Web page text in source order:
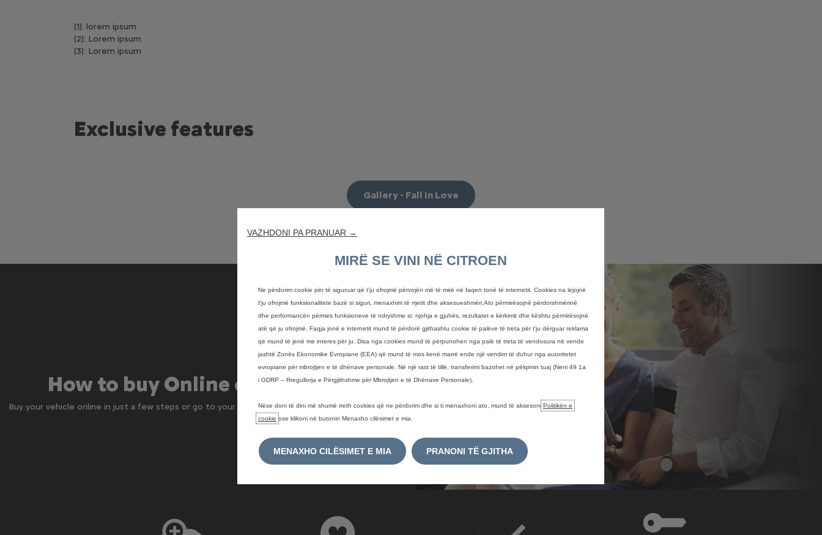
(1): lorem ipsum
(2): Lorem ipsum
(3): Lorem ipsum
Exclusive features
Gallery - Fall In Love
How to buy Online or Instore
Buy your vehicle online in just a few steps or go to your local dealer close to your home.
VAZHDONI PA PRANUAR →
MIRË SE VINI NË CITROEN
Ne përdorim cookie për të siguruar që t'ju ofrojmë përvojën më të mirë në faqen tonë të internetit. Cookies na lejojnë
t'ju ofrojmë funksionalitete bazë si siguri, menaxhim të rrjetit dhe aksesueshmëri.Ato përmirësojnë përdorshmërinë
dhe performancën përmes funksioneve të ndryshme si: njohja e gjuhës, rezultatet e kërkimit dhe kështu përmirësojnë
atë që ju ofrojmë. Faqja jonë e internetit mund të përdorë gjithashtu cookie të palëve të treta për t'ju dërguar reklama
që mund të jenë me interes për ju. Disa nga cookies mund të përpunohen nga palë të treta të vendosura në vende
jashtë Zonës Ekonomike Evropiane (EEA) që mund të mos kenë marrë ende një vendim të duhur nga autoritetet
evropiane për mbrojtjen e të dhënave personale. Në një rast të tillë, transferimi bazohet në pëlqimin tuaj (Neni 49 1a
i GDRP – Rregullorja e Përgjithshme për Mbrojtjen e të Dhënave Personale).
Nëse doni të dini më shumë rreth cookies që ne përdorim dhe si ti menaxhoni ato, mund të aksesoni Politikën e
cookie ose klikoni në butonin Menaxho cilësimet e mia.
MENAXHO CILËSIMET E MIA PRANONI TË GJITHA